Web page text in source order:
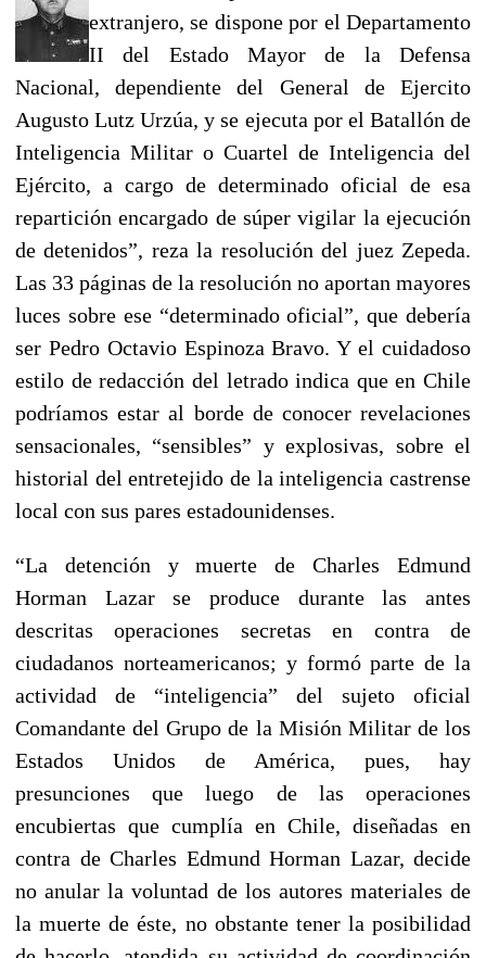
extranjero, se dispone por el Departamento
II del Estado Mayor de la Defensa
Nacional, dependiente del General de Ejercito
Augusto Lutz Urzúa, y se ejecuta por el Batallón de
Inteligencia Militar o Cuartel de Inteligencia del
Ejército, a cargo de determinado oficial de esa
repartición encargado de súper vigilar la ejecución
de detenidos”, reza la resolución del juez Zepeda.
Las 33 páginas de la resolución no aportan mayores
luces sobre ese “determinado oficial”, que debería
ser Pedro Octavio Espinoza Bravo. Y el cuidadoso
estilo de redacción del letrado indica que en Chile
podríamos estar al borde de conocer revelaciones
sensacionales, “sensibles” y explosivas, sobre el
historial del entretejido de la inteligencia castrense
local con sus pares estadounidenses.
“La detención y muerte de Charles Edmund
Horman Lazar se produce durante las antes
descritas operaciones secretas en contra de
ciudadanos norteamericanos; y formó parte de la
actividad de “inteligencia” del sujeto oficial
Comandante del Grupo de la Misión Militar de los
Estados Unidos de América, pues, hay
presunciones que luego de las operaciones
encubiertas que cumplía en Chile, diseñadas en
contra de Charles Edmund Horman Lazar, decide
no anular la voluntad de los autores materiales de
la muerte de éste, no obstante tener la posibilidad